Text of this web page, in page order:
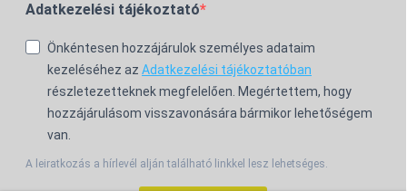
Adatkezelési tájékoztató
Önkéntesen hozzájárulok személyes adataim
kezeléséhez az Adatkezelési tájékoztatóban
részletezetteknek megfelelően. Megértettem, hogy
hozzájárulásom visszavonására bármikor lehetőségem
van.
A leiratkozás a hírlevél alján található linkkel lesz lehetséges.